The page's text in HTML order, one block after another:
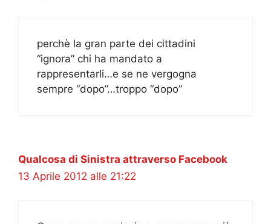
perchè la gran parte dei cittadini
“ignora” chi ha mandato a
rappresentarli…e se ne vergogna
sempre “dopo”…troppo “dopo”
Qualcosa di Sinistra attraverso Facebook
13 Aprile 2012 alle 21:22